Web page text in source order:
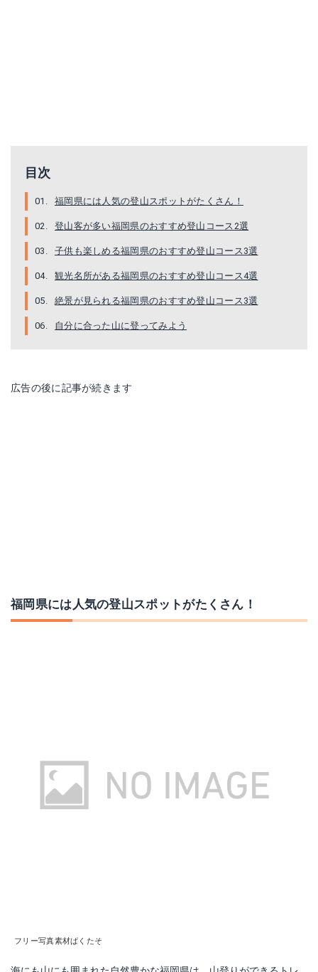
目次
福岡県には人気の登山スポットがたくさん！
登山客が多い福岡県のおすすめ登山コース2選
子供も楽しめる福岡県のおすすめ登山コース3選
観光名所がある福岡県のおすすめ登山コース4選
絶景が見られる福岡県のおすすめ登山コース3選
自分に合った山に登ってみよう
広告の後に記事が続きます
福岡県には人気の登山スポットがたくさん！
フリー写真素材ぱくたそ